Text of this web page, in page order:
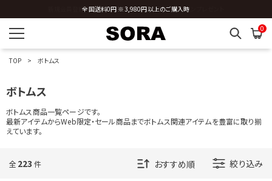
全国送料0円 ※3,980円以上のご購入時
0
TOP ボトムス
ボトムス
ボトムス商品一覧ページです。
最新アイテムからWeb限定・セール商品までボトムス関連アイテムを豊富に取り揃
えています。
全 223 件 絞り込み